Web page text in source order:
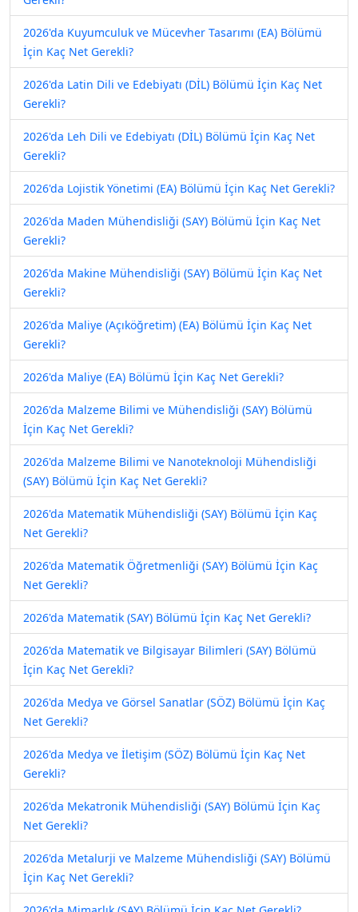
2026'da Kuyumculuk ve Mücevher Tasarımı (EA) Bölümü
İçin Kaç Net Gerekli?
2026'da Latin Dili ve Edebiyatı (DİL) Bölümü İçin Kaç Net
Gerekli?
2026'da Leh Dili ve Edebiyatı (DİL) Bölümü İçin Kaç Net
Gerekli?
2026'da Lojistik Yönetimi (EA) Bölümü İçin Kaç Net Gerekli?
2026'da Maden Mühendisliği (SAY) Bölümü İçin Kaç Net
Gerekli?
2026'da Makine Mühendisliği (SAY) Bölümü İçin Kaç Net
Gerekli?
2026'da Maliye (Açıköğretim) (EA) Bölümü İçin Kaç Net
Gerekli?
2026'da Maliye (EA) Bölümü İçin Kaç Net Gerekli?
2026'da Malzeme Bilimi ve Mühendisliği (SAY) Bölümü
İçin Kaç Net Gerekli?
2026'da Malzeme Bilimi ve Nanoteknoloji Mühendisliği
(SAY) Bölümü İçin Kaç Net Gerekli?
2026'da Matematik Mühendisliği (SAY) Bölümü İçin Kaç
Net Gerekli?
2026'da Matematik Öğretmenliği (SAY) Bölümü İçin Kaç
Net Gerekli?
2026'da Matematik (SAY) Bölümü İçin Kaç Net Gerekli?
2026'da Matematik ve Bilgisayar Bilimleri (SAY) Bölümü
İçin Kaç Net Gerekli?
2026'da Medya ve Görsel Sanatlar (SÖZ) Bölümü İçin Kaç
Net Gerekli?
2026'da Medya ve İletişim (SÖZ) Bölümü İçin Kaç Net
Gerekli?
2026'da Mekatronik Mühendisliği (SAY) Bölümü İçin Kaç
Net Gerekli?
2026'da Metalurji ve Malzeme Mühendisliği (SAY) Bölümü
İçin Kaç Net Gerekli?